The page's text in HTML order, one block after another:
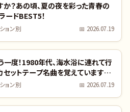
か？あの頃、夏の夜を彩った青春の
ードBEST5！
ョン別 📅 2026.07.19
一度！1980年代、海水浴に連れて行
セットテープ名曲を覚えています
ョン別 📅 2026.07.19